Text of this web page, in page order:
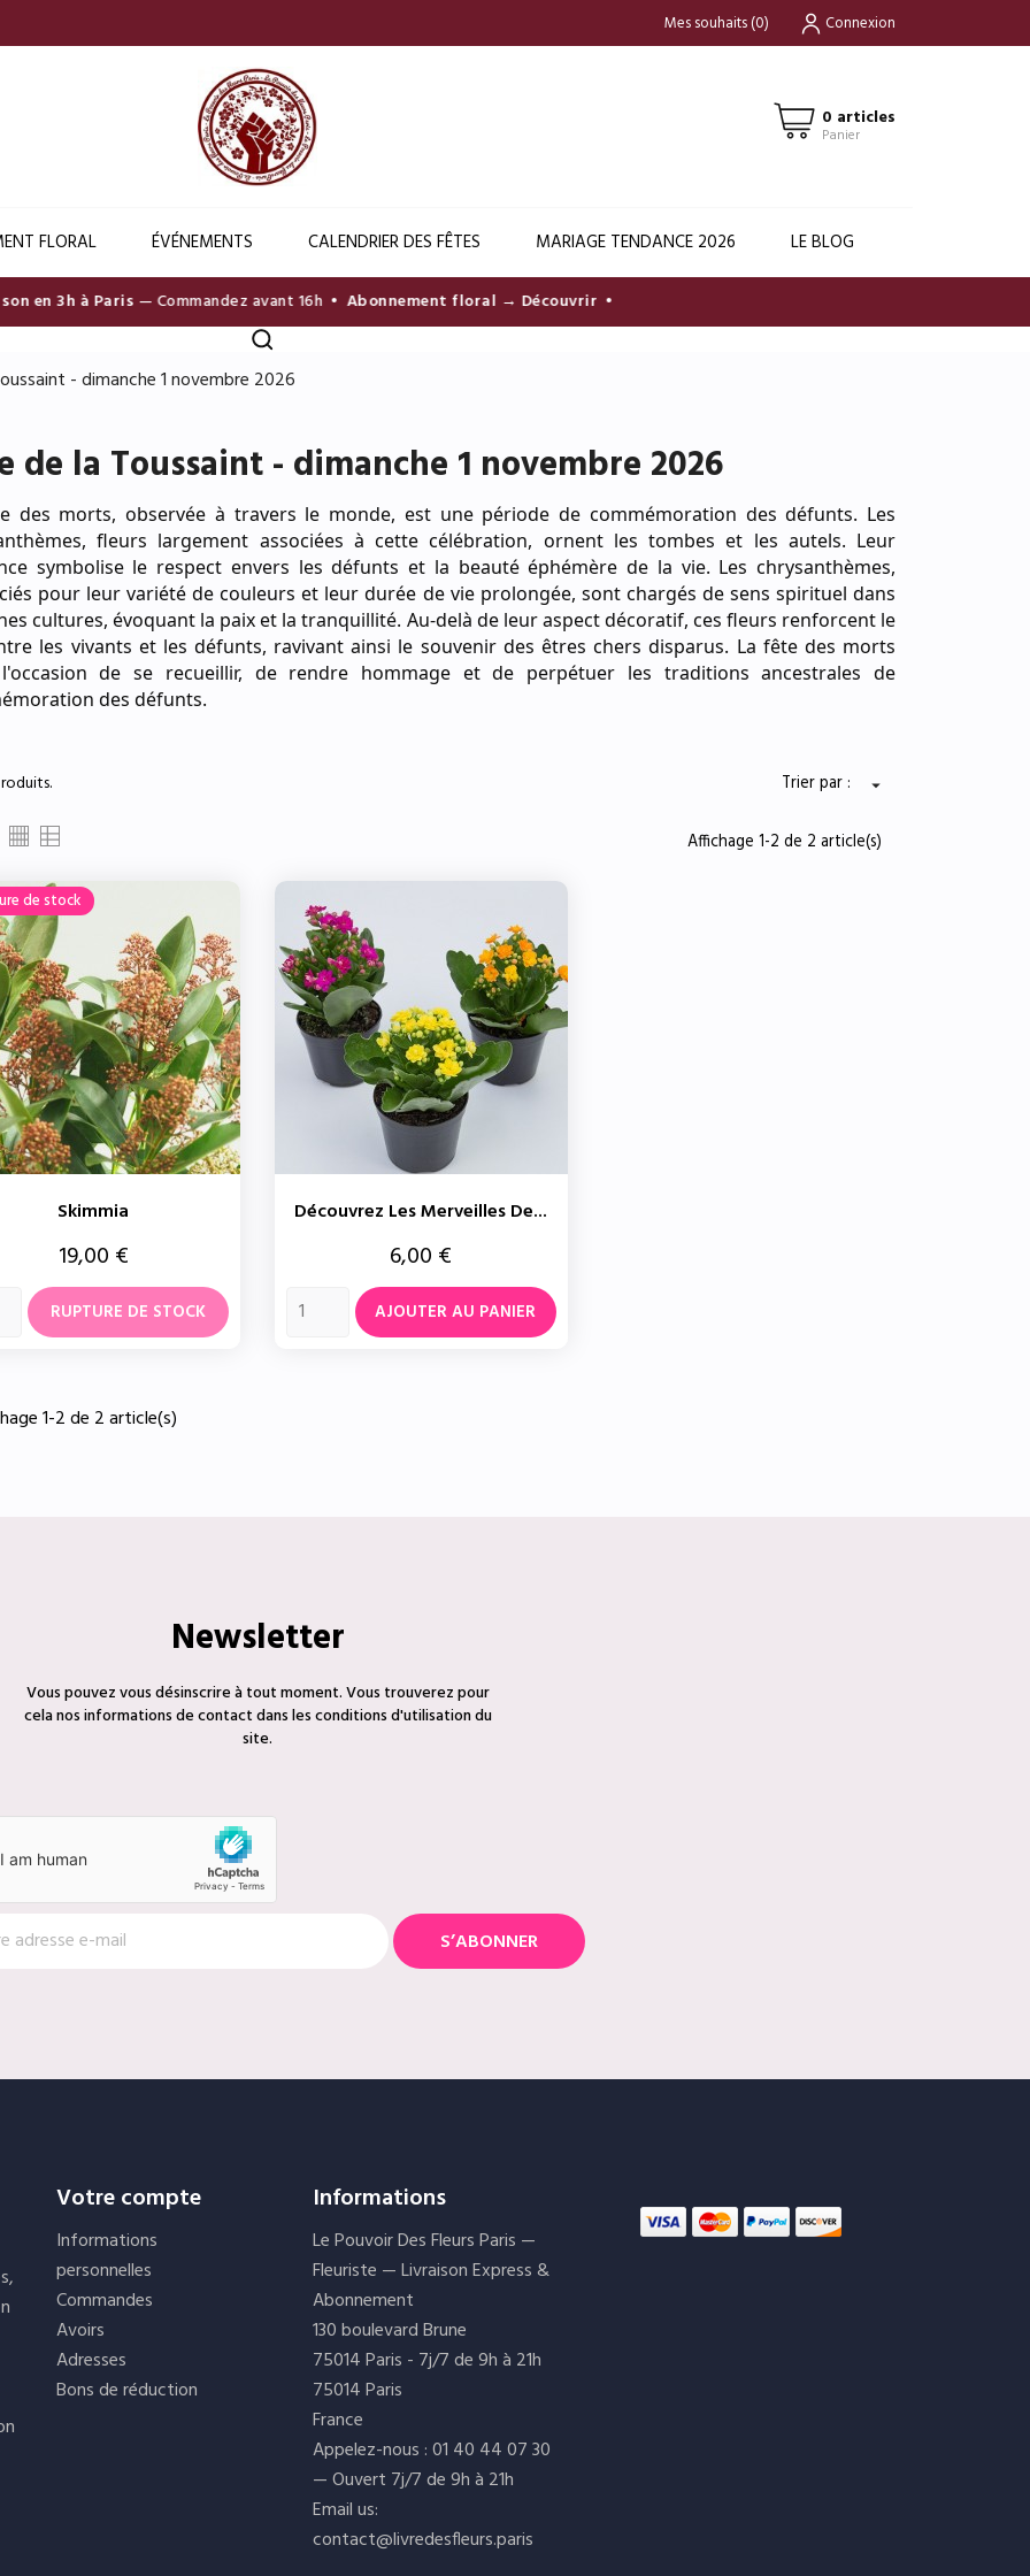
Mes souhaits(0) Connexion
0 articles
Panier
FLORAL ÉVÉNEMENTS CALENDRIER DES FÊTES MARIAGE TENDANCE 2026 LE BLOG
en 3h à Paris— Commandez avant 16h • Abonnement floral → Découvrir•
- dimanche 1 novembre 2026
de la Toussaint - dimanche 1 novembre 2026
des morts, observée à travers le monde, est une période de commémoration des défunts. Les
fleurs largement associées à cette célébration, ornent les tombes et les autels. Leur
symbolise le respect envers les défunts et la beauté éphémère de la vie. Les chrysanthèmes,
pour leur variété de couleurs et leur durée de vie prolongée, sont chargés de sens spirituel dans
cultures, évoquant la paix et la tranquillité. Au-delà de leur aspect décoratif, ces fleurs renforcent le
les vivants et les défunts, ravivant ainsi le souvenir des êtres chers disparus. La fête des morts
de se recueillir, de rendre hommage et de perpétuer les traditions ancestrales de
des défunts.
Trier par : 
Affichage 1-2 de 2 article(s)
Skimmia
Prix
19,00 €
RUPTURE DE STOCK
de stock
Découvrez Les Merveilles De...
Prix
6,00 €
AJOUTER AU PANIER
1-2 de 2 article(s)
Newsletter
Vous pouvez vous désinscrire à tout moment. Vous trouverez pour
cela nos informations de contact dans les conditions d'utilisation du
site.
Votre compte
Informations
personnelles
Commandes
Avoirs
Adresses
Bons de réduction
Informations
Le Pouvoir Des Fleurs Paris —
Fleuriste — Livraison Express &
Abonnement
130 boulevard Brune
75014 Paris - 7j/7 de 9h à 21h
75014 Paris
France
Appelez-nous :01 40 44 07 30
— Ouvert 7j/7 de 9h à 21h
Email us:
contact@livredesfleurs.paris